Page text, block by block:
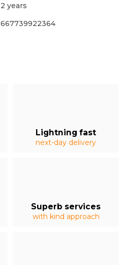
Lightning fast
next-day delivery
Superb services
with kind approach
2 years
667739922364